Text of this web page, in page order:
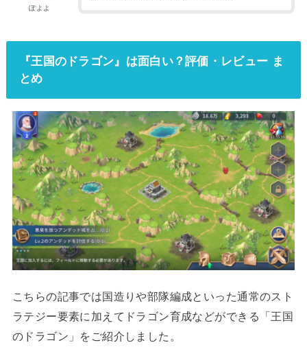
ぽよよ
『王国のドラゴン』は面白い？評価・レビュー ま
とめ
こちらの記事では国造りや部隊編成といった通常のスト
ラテジー要素に加えてドラゴン育成などができる「王国
のドラゴン」をご紹介しました。